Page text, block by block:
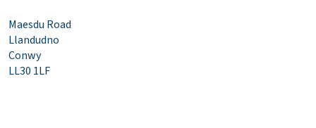
Maesdu Road
Llandudno
Conwy
LL30 1LF